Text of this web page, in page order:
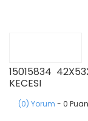
15015834
KECESI
(0) Yorum - 0 Puan